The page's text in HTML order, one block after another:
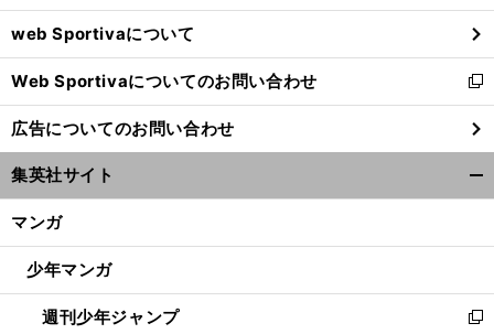
ウ
で
開
く
web Sportivaについて
Web Sportivaについてのお問い合わせ
新
し
い
ウ
ィ
ン
ウ
開
く
広告についてのお問い合わせ
集英社サイト
マンガ
少年マンガ
週刊少年ジャンプ
新